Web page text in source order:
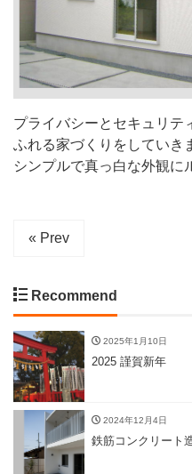
プライバシーとセキュリテ
ふれる家づくりをしていき
シンプルで真っ白な外観に
« Prev
Recommend
2025年1月10日
2025 謹賀新年
2024年12月4日
鉄筋コンクリート